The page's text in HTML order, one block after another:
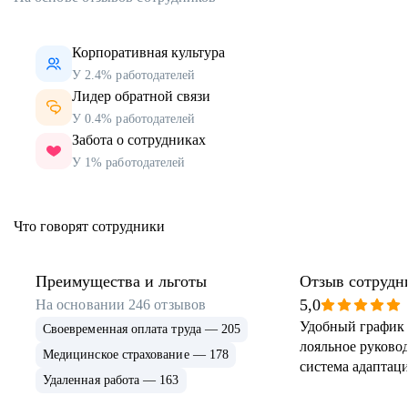
Корпоративная культура
У 2.4% работодателей
Лидер обратной связи
У 0.4% работодателей
Забота о сотрудниках
У 1% работодателей
Что говорят сотрудники
Преимущества и льготы
На основании 246 отзывов
Своевременная оплата труда — 205
Медицинское страхование — 178
Удаленная работа — 163
Отзыв
5,0
Удобный график
лояльное
система